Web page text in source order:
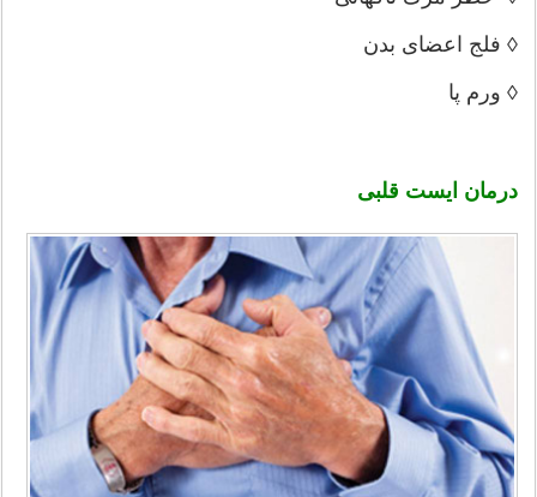
◊ فلج اعضای بدن
◊ ورم پا
درمان‌ ایست قلبی